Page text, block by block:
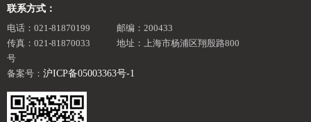
联系方式：
电话：021-81870199
邮编：200433
传真：021-81870033
地址：上海市杨浦区翔殷路800
号
备案号： 沪ICP备05003363号-1